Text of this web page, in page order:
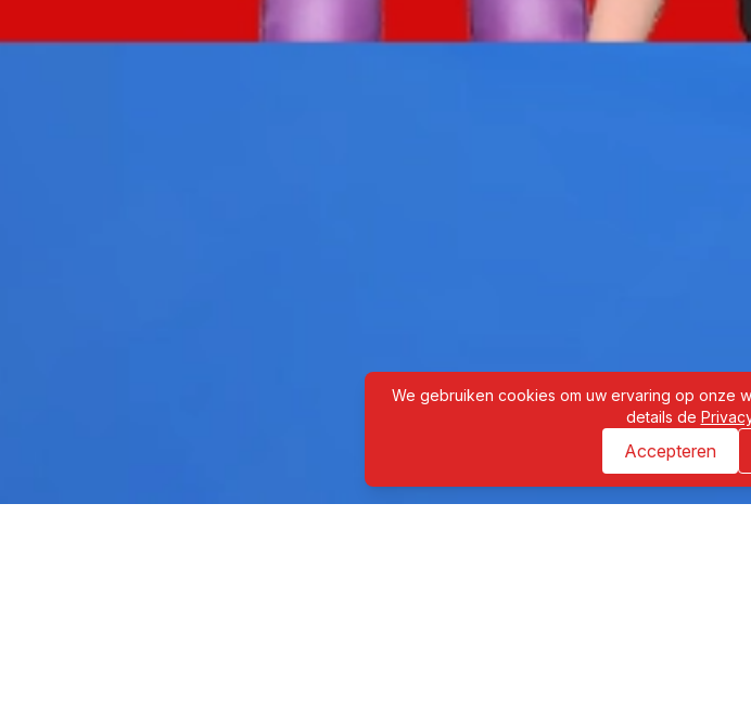
We gebruiken cookies om uw ervaring op onze
details de
Accepteren